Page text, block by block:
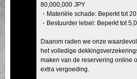
80,000,000 JPY
・Materiële schade: Beperkt tot
・Bestuurder letsel: Beperkt tot
Daarom raden we onze
het volledige
maken van de reservering online
extra vergoeding.